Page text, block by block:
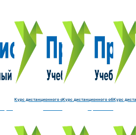
Электромеханик по ремонту
9800 руб.
Чистильщик
9800 руб.
Курс дистанционного обучения:Курс дистанционного обучения:
Курс